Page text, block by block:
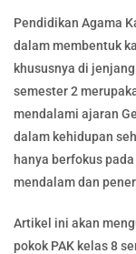
Pendidikan Agama
dalam membentuk
khususnya di
semester 2
mendalami ajaran
dalam kehidupan
hanya berfokus
mendalam dan
Artikel ini akan
pokok PAK kelas 8